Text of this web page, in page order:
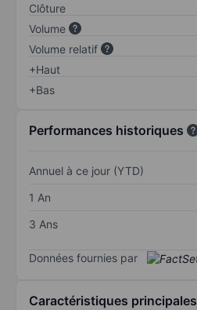
Clôture
Volume
Volume relatif
+Haut
+Bas
Performances historiques
Annuel à ce jour (YTD)
1 An
3 Ans
Données fournies par
Caractéristiques principales